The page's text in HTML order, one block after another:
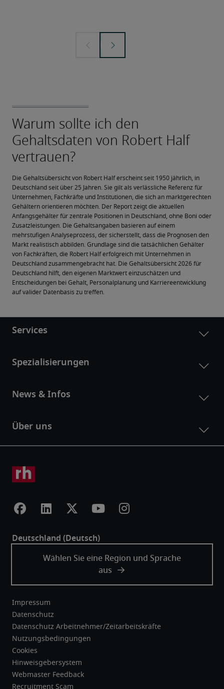
Die Gehaltsübersicht von Robert Half erscheint seit 1950 jährlich, in
Deutschland seit über 25 Jahren. Sie gilt als verlässliche Referenz für
Unternehmen, Fachkräfte und Institutionen, die sich an marktgerechten
Gehältern orientieren möchten. Der Report zeigt die aktuellen
Anfangsgehälter für zentrale Positionen in Deutschland, ohne Boni oder
Zusatzleistungen. Die Gehaltsangaben basieren auf einem
mehrstufigen Analyseprozess, der sicherstellt, dass die Prognosen den
Markt realistisch abbilden. Grundlage sind die tatsächlichen Gehälter
von Fachkräften, die Robert Half erfolgreich mit Unternehmen in
Deutschland zusammengebracht hat. Die Gehaltsübersicht 2026 für
Deutschland hilft, den eigenen Marktwert einzuschätzen und
Entscheidungen bei Gehalt, Personalplanung und Karriereentwicklung
auf valider Datenbasis zu treffen.
Impressum
Datenschutz
Datenschutz Arbeitnehmer/Zeitarbeitskräfte
Nutzungsbedingungen
Cookies
Hinweisgebersystem
Webmaster Feedback
Recruitment Scam